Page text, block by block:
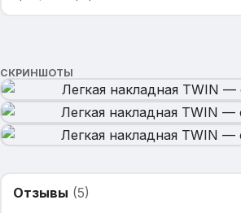
СКРИНШОТЫ
Отзывы (5)